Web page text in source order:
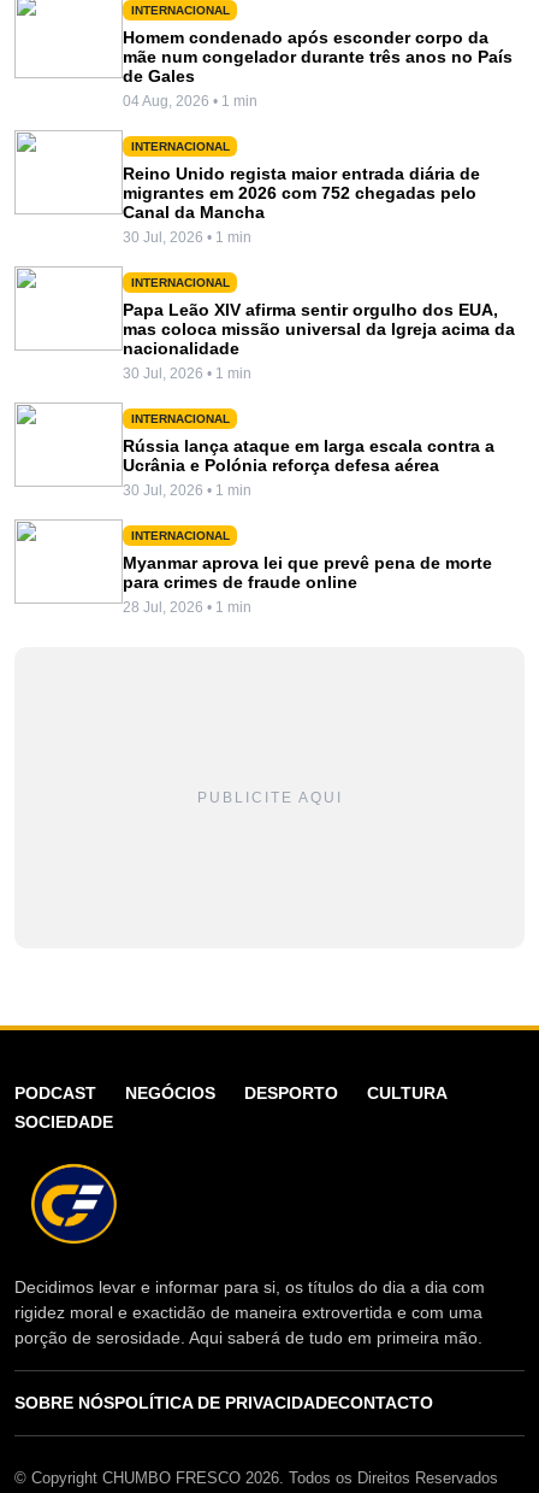
INTERNACIONAL
Homem condenado após esconder corpo da
mãe num congelador durante três anos no País
de Gales
04 Aug, 2026 • 1 min
INTERNACIONAL
Reino Unido regista maior entrada diária de
migrantes em 2026 com 752 chegadas pelo
Canal da Mancha
30 Jul, 2026 • 1 min
INTERNACIONAL
Papa Leão XIV afirma sentir orgulho dos EUA,
mas coloca missão universal da Igreja acima da
nacionalidade
30 Jul, 2026 • 1 min
INTERNACIONAL
Rússia lança ataque em larga escala contra a
Ucrânia e Polónia reforça defesa aérea
30 Jul, 2026 • 1 min
INTERNACIONAL
Myanmar aprova lei que prevê pena de morte
para crimes de fraude online
28 Jul, 2026 • 1 min
PUBLICITE AQUI
PODCAST NEGÓCIOS DESPORTO
CULTURA
SOCIEDADE
Decidimos levar e informar para si, os títulos do dia a dia com
rigidez moral e exactidão de maneira extrovertida e com uma
porção de serosidade. Aqui saberá de tudo em primeira mão.
SOBRE NÓSPOLÍTICA DE PRIVACIDADECONTACTO
© Copyright CHUMBO FRESCO 2026. Todos os Direitos Reservados